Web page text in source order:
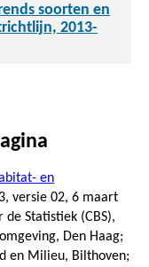
soorten en
2013-
en
versie 02, 6 maart
Statistiek (CBS),
Den Haag;
en Milieu, Bilthoven;